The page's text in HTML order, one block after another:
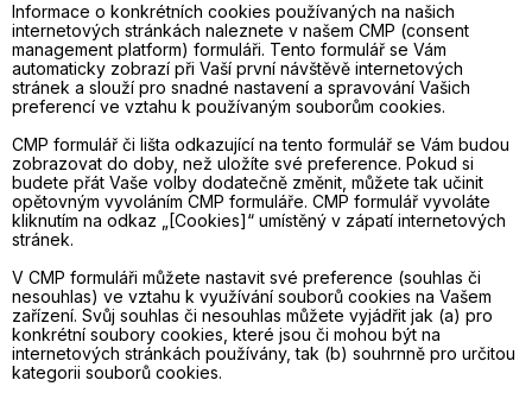
Informace o konkrétních cookies používaných na našich
internetových stránkách naleznete v našem CMP (consent
management platform) formuláři. Tento formulář se Vám
automaticky zobrazí při Vaší první návštěvě internetových
stránek a slouží pro snadné nastavení a spravování Vašich
preferencí ve vztahu k používaným souborům cookies.
CMP formulář či lišta odkazující na tento formulář se Vám budou
zobrazovat do doby, než uložíte své preference. Pokud si
budete přát Vaše volby dodatečně změnit, můžete tak učinit
opětovným vyvoláním CMP formuláře. CMP formulář vyvoláte
kliknutím na odkaz „[Cookies]“ umístěný v zápatí internetových
stránek.
V CMP formuláři můžete nastavit své preference (souhlas či
nesouhlas) ve vztahu k využívání souborů cookies na Vašem
zařízení. Svůj souhlas či nesouhlas můžete vyjádřit jak (a) pro
konkrétní soubory cookies, které jsou či mohou být na
internetových stránkách používány, tak (b) souhrnně pro určitou
kategorii souborů cookies.